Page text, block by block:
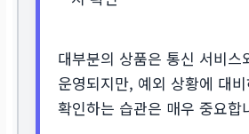
대부분의 상품은 통신 서비스
운영되지만, 예외 상황에 대
확인하는 습관은 매우 중요합